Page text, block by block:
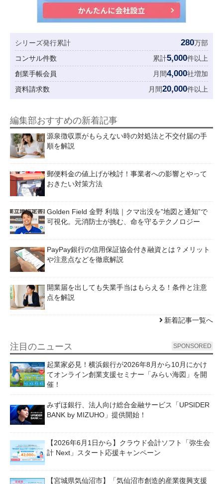
シリーズ発行累計 280万部
コンサル件数
累計5,000件以上
創業手帳会員
月間4,000社増加
資料請求数
月間20,000件以上
編集部おすすめの新着記事
源泉徴収票がもらえない時の対処法と不交付届の手
順を解説
郵便料金の値上げが検討！事業者への影響とやって
おきたい対策方法
Golden Field 金野 利哉｜クマ出没を”地図と通知”で
可視化。元消防士が挑む、命を守るテクノロジー
PayPay銀行の信用保証協会付き融資とは？メリット
や注意点などを徹底解説
開業届を出しても失業手当はもらえる！条件と注意
点を解説
新着記事一覧へ
注目のニュース SPONSORED
起業家必見！横浜銀行が2026年8月から10月にかけ
てオンライン創業支援セミナー「みらい海図」を開
催！
みずほ銀行、法人向け総合金融サービス「UPSIDER
BANK by MIZUHO」提供開始！
【2026年6月1日から】クラウド会計ソフト「弥生会
計 Next」スタート応援キャンペーン
【宮城県気仙沼市】「気仙沼市創造的産業復興支援